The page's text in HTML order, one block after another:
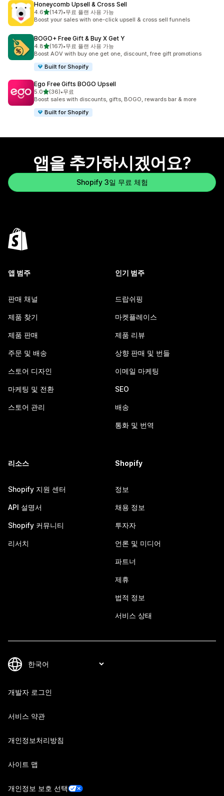
Honeycomb Upsell & Cross Sell
4.6별 5개 중
(147)
총 리뷰 147개
•무료 플랜 사용 가능
Boost your sales with one-click upsell & cross sell funnels
BOGO+ Free Gift & Buy X Get Y
4.8별 5개 중
(167)
총 리뷰 167개
•무료 플랜 사용 가능
Boost AOV with buy one get one, discount, free gift promotions
Built for Shopify
Ego Free Gifts BOGO Upsell
5.0별 5개 중
(36)
총 리뷰 36개
•무료
Boost sales with discounts, gifts, BOGO, rewards bar & more
Built for Shopify
앱을 추가하시겠어요?
Shopify 3일 무료 체험
앱 범주
판매 채널
제품 찾기
제품 판매
주문 및 배송
스토어 디자인
마케팅 및 전환
스토어 관리
인기 범주
드랍쉬핑
마켓플레이스
제품 리뷰
상향 판매 및 번들
이메일 마케팅
SEO
배송
통화 및 번역
리소스
Shopify 지원 센터
API 설명서
Shopify 커뮤니티
리서치
Shopify
정보
채용 정보
투자자
언론 및 미디어
파트너
제휴
법적 정보
서비스 상태
개발자 로그인
서비스 약관
개인정보처리방침
사이트 맵
개인정보 보호 선택